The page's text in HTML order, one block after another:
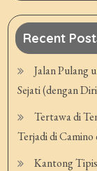
Recent
Jalan Pulang
Sejati (dengan
Tertawa di
Terjadi di Camino
Kantong